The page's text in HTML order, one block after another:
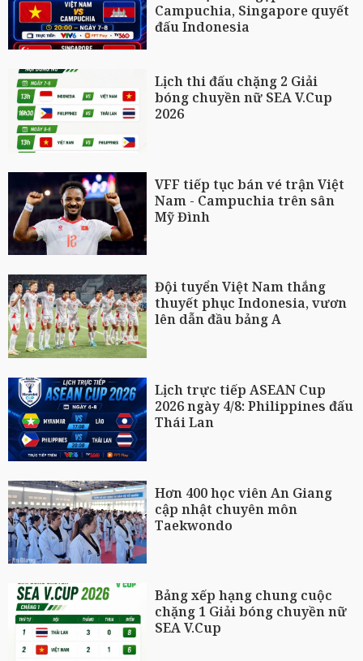
Campuchia, Singapore quyết
đấu Indonesia
Lịch thi đấu chặng 2 Giải
bóng chuyền nữ SEA V.Cup
2026
VFF tiếp tục bán vé trận Việt
Nam - Campuchia trên sân
Mỹ Đình
Đội tuyển Việt Nam thắng
thuyết phục Indonesia, vươn
lên dẫn đầu bảng A
Lịch trực tiếp ASEAN Cup
2026 ngày 4/8: Philippines đấu
Thái Lan
Hơn 400 học viên An Giang
cập nhật chuyên môn
Taekwondo
Bảng xếp hạng chung cuộc
chặng 1 Giải bóng chuyền nữ
SEA V.Cup